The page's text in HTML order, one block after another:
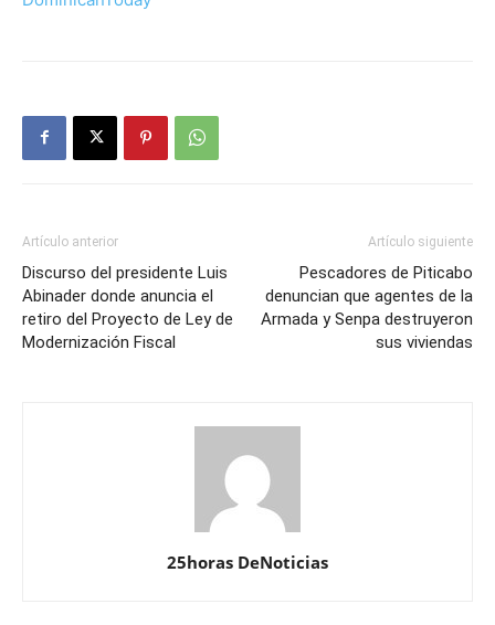
Artículo anterior
Discurso del presidente Luis
Abinader donde anuncia el
retiro del Proyecto de Ley de
Modernización Fiscal
Artículo siguiente
Pescadores de Piticabo
denuncian que agentes de la
Armada y Senpa destruyeron
sus viviendas
25horas DeNoticias